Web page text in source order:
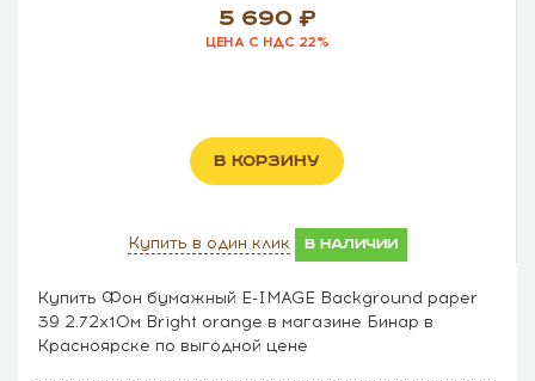
5 690
ЦЕНА С НДС 22%
В КОРЗИНУ
Купить в один клик в наличии
Купить Фон бумажный E-IMAGE Background paper
39 2.72х10м Bright orange в магазине Бинар в
Красноярске по выгодной цене